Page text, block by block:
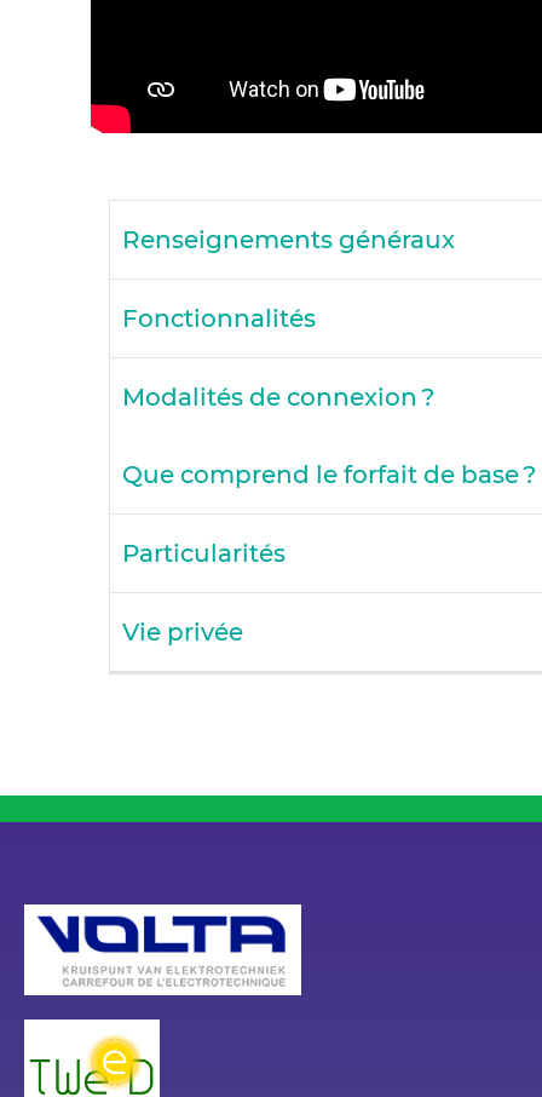
Renseignements généraux
Fonctionnalités
Modalités de connexion ?
Que comprend le forfait de base ?
Particularités
Vie privée